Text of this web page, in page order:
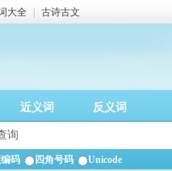
大全 古诗古文
近义词 反义词
码 四角号码 Unicode